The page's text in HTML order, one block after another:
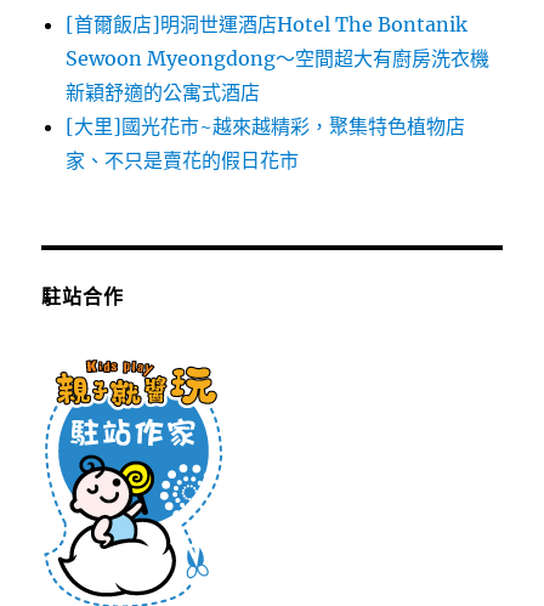
[首爾飯店]明洞世運酒店Hotel The Bontanik
Sewoon Myeongdong～空間超大有廚房洗衣機
新穎舒適的公寓式酒店
[大里]國光花市~越來越精彩，聚集特色植物店
家、不只是賣花的假日花市
駐站合作